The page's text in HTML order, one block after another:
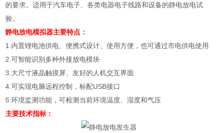
的要求。适用于汽车电子、各类电器电子线路和设备的静电放电试
验。
静电放电模拟器主要特点：
1. 内置锂电池供电、便携式设计、使用方便，也可通过市电供电使用
2.可智能识别多种外接放电模块
3. 大尺寸液晶触摸屏、友好的人机交互界面
4.可实现电脑远程控制，标配USB接口
5.环境监测功能，可检测当前环境温度、湿度和气压
主要技术指标：